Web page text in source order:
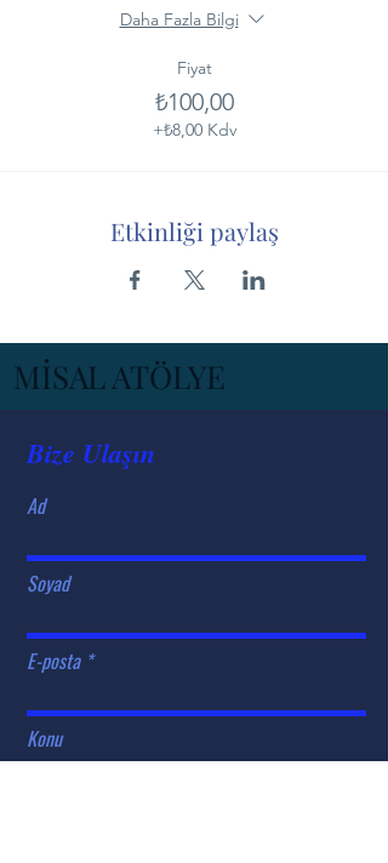
Daha Fazla Bilgi
Fiyat
₺100,00
+₺8,00 Kdv
Etkinliği paylaş
MİSAL ATÖLYE
Bize Ulaşın
Ad
Soyad
E-posta
Konu